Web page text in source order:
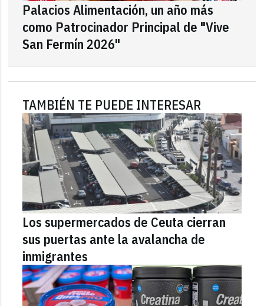
Palacios Alimentación, un año más
como Patrocinador Principal de "Vive
San Fermín 2026"
TAMBIÉN TE PUEDE INTERESAR
Los supermercados de Ceuta cierran
sus puertas ante la avalancha de
inmigrantes